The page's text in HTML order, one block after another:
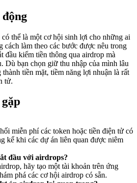
thể là một cơ hội sinh lợi cho những ai
cách làm theo các bước được nêu trong
đầu kiếm tiền thông qua airdrop mà
Dù bạn chọn giữ thu nhập của mình lâu
tiền mặt, tiềm năng lợi nhuận là rất
tử.
miễn phí các token hoặc tiền điện tử có
kể khi các dự án liên quan được niêm
đầu với airdrops?
hãy tạo một tài khoản trên ứng
phá các cơ hội airdrop có sẵn.